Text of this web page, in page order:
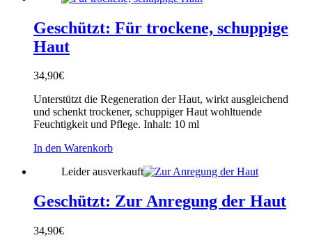
Geschützt: Für trockene, schuppige
Haut
34,90€
Unterstützt die Regeneration der Haut, wirkt ausgleichend
und schenkt trockener, schuppiger Haut wohltuende
Feuchtigkeit und Pflege. Inhalt: 10 ml
In den Warenkorb
Leider ausverkauft
Geschützt: Zur Anregung der Haut
34,90€